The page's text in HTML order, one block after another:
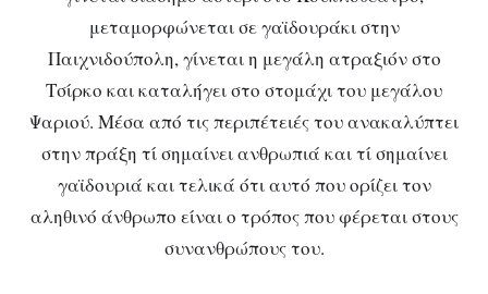
μεταμορφώνεται σε γαϊδουράκι στην
Παιχνιδούπολη, γίνεται η μεγάλη ατραξιόν στο
Τσίρκο και καταλήγει στο στομάχι του μεγάλου
Ψαριού. Μέσα από τις περιπέτειές του ανακαλύπτει
στην πράξη τί σημαίνει ανθρωπιά και τί σημαίνει
γαϊδουριά και τελικά ότι αυτό που ορίζει τον
αληθινό άνθρωπο είναι ο τρόπος που φέρεται στους
συνανθρώπους του.